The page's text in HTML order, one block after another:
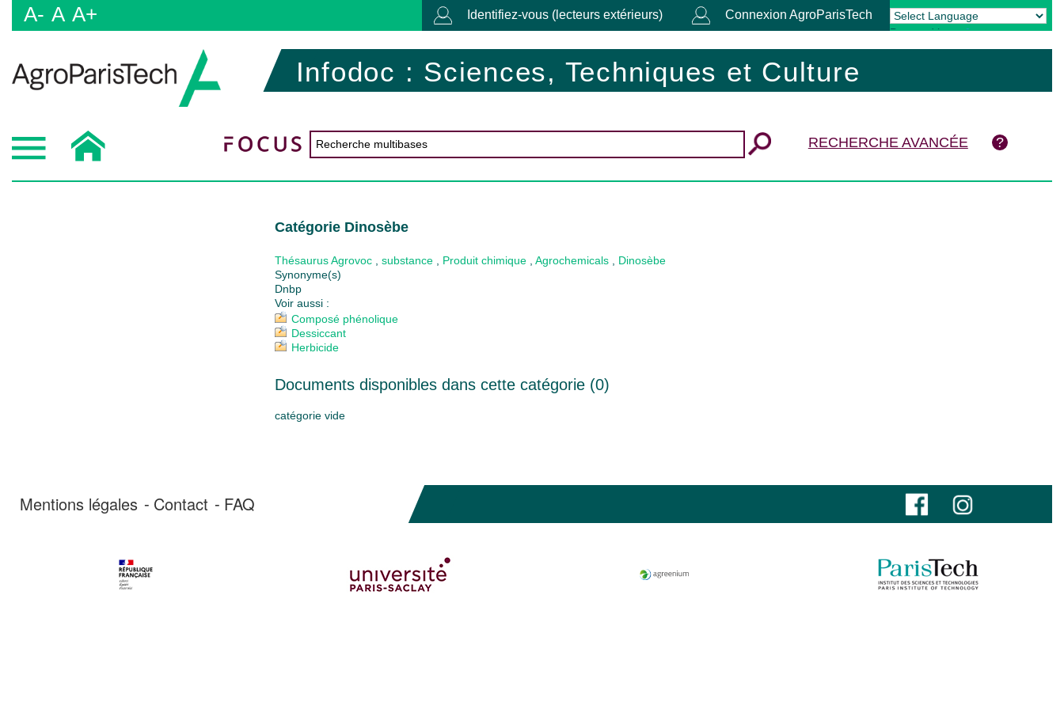
A- A A+ Identifiez-vous (lecteurs extérieurs) Connexion AgroParisTech
Powered by Translate
Infodoc : Sciences, Techniques et Culture
RECHERCHE AVANCÉE
Catégorie Dinosèbe
Thésaurus Agrovoc substance Produit chimique Agrochemicals
Dinosèbe
Synonyme(s)
Dnbp
Voir aussi :
Composé phénolique
Dessiccant
Herbicide
Documents disponibles dans cette catégorie (0)
catégorie vide
Mentions légales Contact FAQ